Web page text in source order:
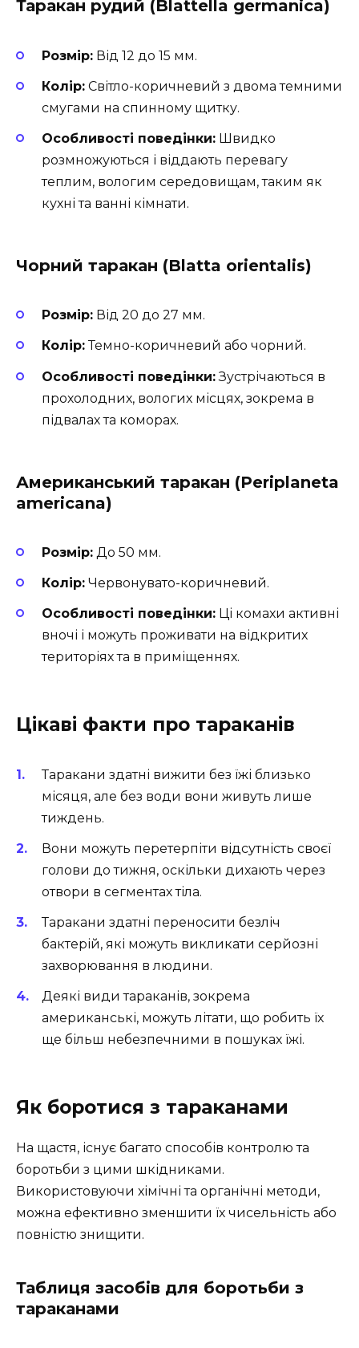
Таракан рудий (Blattella germanica)
Розмір: Від 12 до 15 мм.
Колір: Світло-коричневий з двома темними
смугами на спинному щитку.
Особливості поведінки: Швидко
розмножуються і віддають перевагу
теплим, вологим середовищам, таким як
кухні та ванні кімнати.
Чорний таракан (Blatta orientalis)
Розмір: Від 20 до 27 мм.
Колір:Темно-коричневий або чорний.
Особливості поведінки:Зустрічаються в
прохолодних, вологих місцях, зокрема в
підвалах та коморах.
Американський таракан (Periplaneta
americana)
Розмір: До 50 мм.
Колір: Червонувато-коричневий.
Особливості поведінки: Ці комахи активні
вночі і можуть проживати на відкритих
територіях та в приміщеннях.
Цікаві факти про тараканів
Таракани здатні вижити без їжі близько
місяця, але без води вони живуть лише
тиждень.
Вони можуть перетерпіти відсутність своєї
голови до тижня, оскільки дихають через
отвори в сегментах тіла.
Таракани здатні переносити безліч
бактерій, які можуть викликати серйозні
захворювання в людини.
Деякі види тараканів, зокрема
американські, можуть літати, що робить їх
ще більш небезпечними в пошуках їжі.
Як боротися з тараканами
На щастя, існує багато способів контролю та
боротьби з цими шкідниками.
Використовуючи хімічні та органічні методи,
можна ефективно зменшити їх чисельність або
повністю знищити.
Таблиця засобів для боротьби з
тараканами